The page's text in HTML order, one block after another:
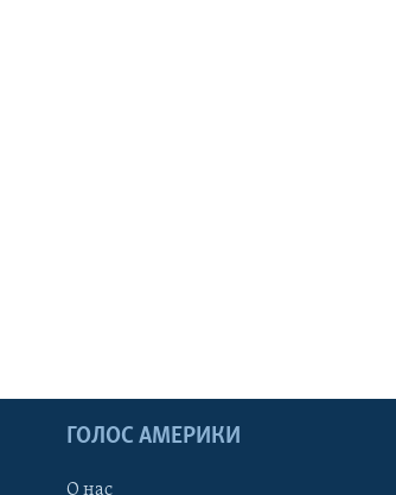
ГОЛОС АМЕРИКИ
О нас